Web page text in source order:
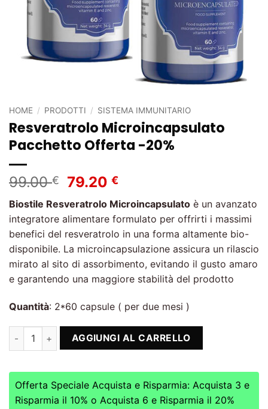
HOME / PRODOTTI / SISTEMA IMMUNITARIO
Resveratrolo Microincapsulato
Pacchetto Offerta -20%
99.00€
Il
originale
era:
99.00 €.
79.20€Il
prezzo
attuale
è:
79.20 €.
Biostile Resveratrolo Microincapsulato è un avanzato
integratore alimentare formulato per offrirti i massimi
benefici del resveratrolo in una forma altamente bio-
disponibile. La microincapsulazione assicura un rilascio
mirato al sito di assorbimento, evitando il gusto amaro
e garantendo una maggiore stabilità del prodotto
Quantità: 2*60 capsule ( per due mesi )
Resveratrolo Microincapsulato Pacchetto Offerta -20%
AGGIUNGI AL CARRELLO
Offerta Speciale Acquista e Risparmia: Acquista 3 e
Risparmia il 10% o Acquista 6 e Risparmia il 20%